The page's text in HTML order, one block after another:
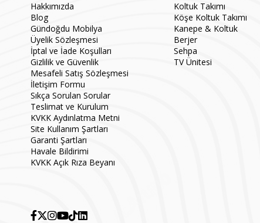
Hakkımızda
Blog
Gündoğdu Mobilya
Üyelik Sözleşmesi
İptal ve İade Koşulları
Gizlilik ve Güvenlik
Mesafeli Satış Sözleşmesi
İletişim Formu
Sıkça Sorulan Sorular
Teslimat ve Kurulum
KVKK Aydınlatma Metni
Site Kullanım Şartları
Garanti Şartları
Havale Bildirimi
KVKK Açık Rıza Beyanı
Koltuk Takımı
Köşe Koltuk Takımı
Kanepe & Koltuk
Berjer
Sehpa
TV Ünitesi